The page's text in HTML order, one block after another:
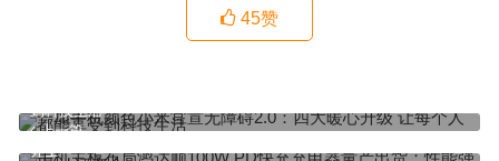
45赞
上一篇
到科技生活
手机主板布局鸿达顺100W PD快充充电器量产出货：性能强悍 认证
齐全